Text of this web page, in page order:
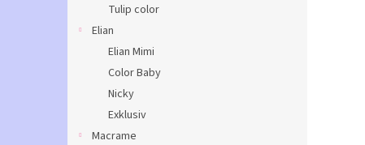
Tulip color
Elian
Elian Mimi
Color Baby
Nicky
Exklusiv
Macrame